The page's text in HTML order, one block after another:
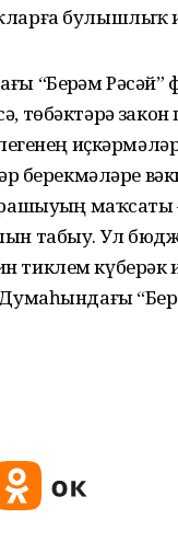
булышлыҡ
“Берҙәм Рәсәй”
төбәктәрҙә
берекмәләре
табыу. Ул
күберәк